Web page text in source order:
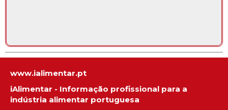
www.ialimentar.pt
iAlimentar - Informação profissional para a
indústria alimentar portuguesa